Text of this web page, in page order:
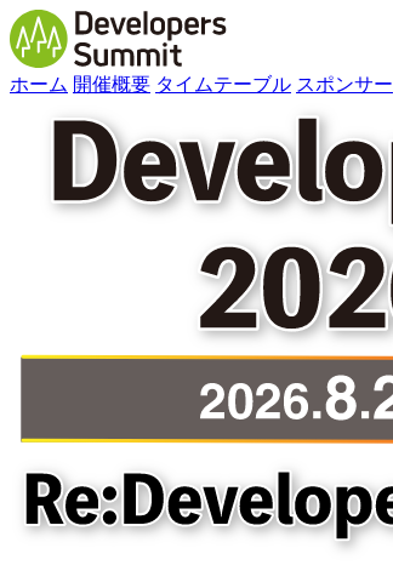
ホーム 開催概要 タイムテーブル スポンサー